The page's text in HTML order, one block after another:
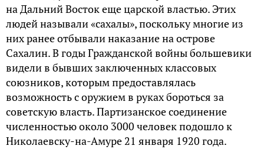
на Дальний Восток еще царской властью. Этих
людей называли «сахалы», поскольку многие из
них ранее отбывали наказание на острове
Сахалин. В годы Гражданской войны большевики
видели в бывших заключенных классовых
союзников, которым предоставлялась
возможность с оружием в руках бороться за
советскую власть. Партизанское соединение
численностью около 3000 человек подошло к
Николаевску-на-Амуре 21 января 1920 года.